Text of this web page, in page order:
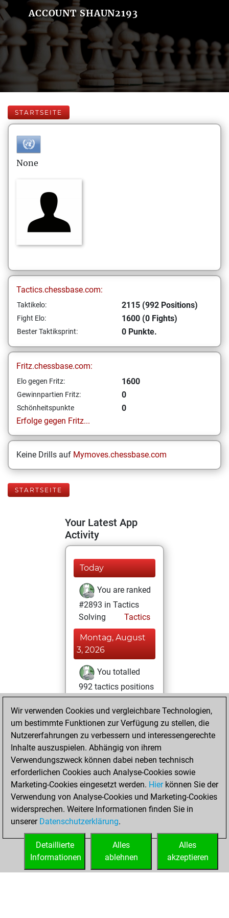
ACCOUNT SHAUN2193
STARTSEITE
None
Tactics.chessbase.com:
Taktikelo: 2115 (992 Positions)
Fight Elo: 1600 (0 Fights)
Bester Taktiksprint: 0 Punkte.
Fritz.chessbase.com:
Elo gegen Fritz: 1600
Gewinnpartien Fritz: 0
Schönheitspunkte
0
Erfolge gegen Fritz...
Keine Drills auf Mymoves.chessbase.com
STARTSEITE
Your Latest App
Activity
Today
You are ranked
#2893 in Tactics
Solving
Tactics
Montag, August
3, 2026
You totalled
992 tactics positions
Tactics
solved 508 tactics
positions
an Elo of 2115 in
tactics positions
Montag, Oktober
23, 2023
You created
your Fritz account
Wir verwenden Cookies und vergleichbare Technologien,
um bestimmte Funktionen zur Verfügung zu stellen, die
Nutzererfahrungen zu verbessern und interessengerechte
Inhalte auszuspielen. Abhängig von ihrem
Verwendungszweck können dabei neben technisch
erforderlichen Cookies auch Analyse-Cookies sowie
Marketing-Cookies eingesetzt werden. Hierkönnen Sie der
Verwendung von Analyse-Cookies und Marketing-Cookies
widersprechen. Weitere Informationen finden Sie in
unserer Datenschutzerklärung.
Alles
akzeptieren
Alles
ablehnen
Detaillierte
Informationen